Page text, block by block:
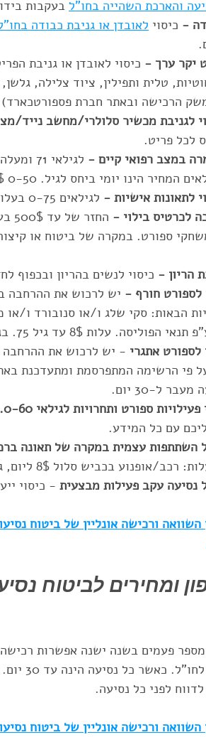
והארכת השהייה בחו"ל בעקבות
- כיסוי לאובדן או גניבת כבודה
יקר ערך - כיסוי לאובדן או גניבת
טלית ותפילין, ציוד צלילה,
הרכישה ובאתר חברת פספורטכארד) עלות 2$ ליום ועד 2000$
לגניבת מכשיר סלולרי/מחשב נייד/
לכל פריט.
במצב רפואי קיים -
המחיר הינו יומי ביחס לגיל. 0-50 3.5$, 51-60 4.4$, 61-70 5$.
לתאונות אישיות - לגילאים 0-75 בעלות של 0.75$ ליום. הכיסוי מוגבל לנסיעות עד 30 יום.
לכרטיס בילוי -
ספורט. במקרה של ביטוח או
הריון - כיסוי לנשים בהריון ובכפוף לחזרה
לספורט חורף - יש לרכוש את ההרחבה
הבאות: סקי שלג ו/או סנובורד ו/
8$ עד גיל 75. בגיל מבוגר יותר המחיר יקבע על פי חיתום רפואי.
לספורט אתגרי - יש לרכוש את ההרחבה
פעילויות ספורט ותחרויות לגילאי 0-60.
עם כל המידע.
השתתפות עצמית במקרה של תאונה
בכביש סלול 8$ ליום, ג'יפ בנסיעת שטח 15$ ליום.
נסיעה עקב פעילות מבצעית - כיסוי
ורכישה אונליין של ביטוח
ומחירים לביטוח
מספר פעמים בשנה ישנה אפשרות
לדווח לפני כל נסיעה.
ורכישה אונליין של ביטוח